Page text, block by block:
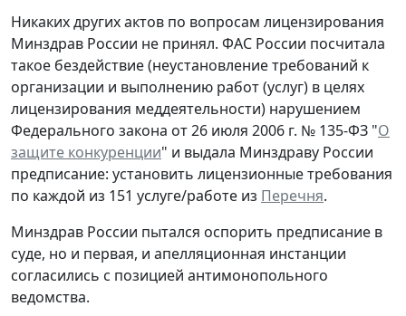
Никаких других актов по вопросам лицензирования
Минздрав России не принял. ФАС России посчитала
такое бездействие (неустановление требований к
организации и выполнению работ (услуг) в целях
лицензирования меддеятельности) нарушением
Федерального закона от 26 июля 2006 г. № 135-ФЗ "О
защите конкуренции" и выдала Минздраву России
предписание: установить лицензионные требования
по каждой из 151 услуге/работе из Перечня.
Минздрав России пытался оспорить предписание в
суде, но и первая, и апелляционная инстанции
согласились с позицией антимонопольного
ведомства.